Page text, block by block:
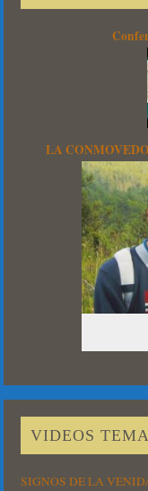
LA
VIDEOS
SIGNOS DE LA